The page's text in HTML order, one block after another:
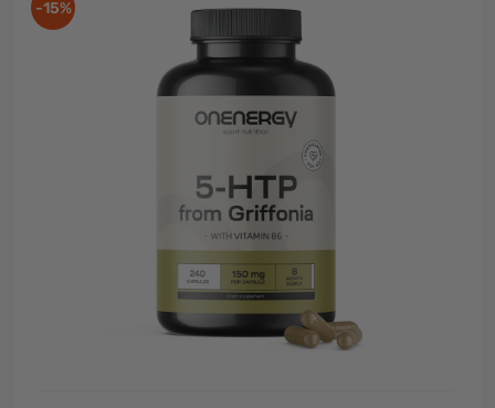
-15%